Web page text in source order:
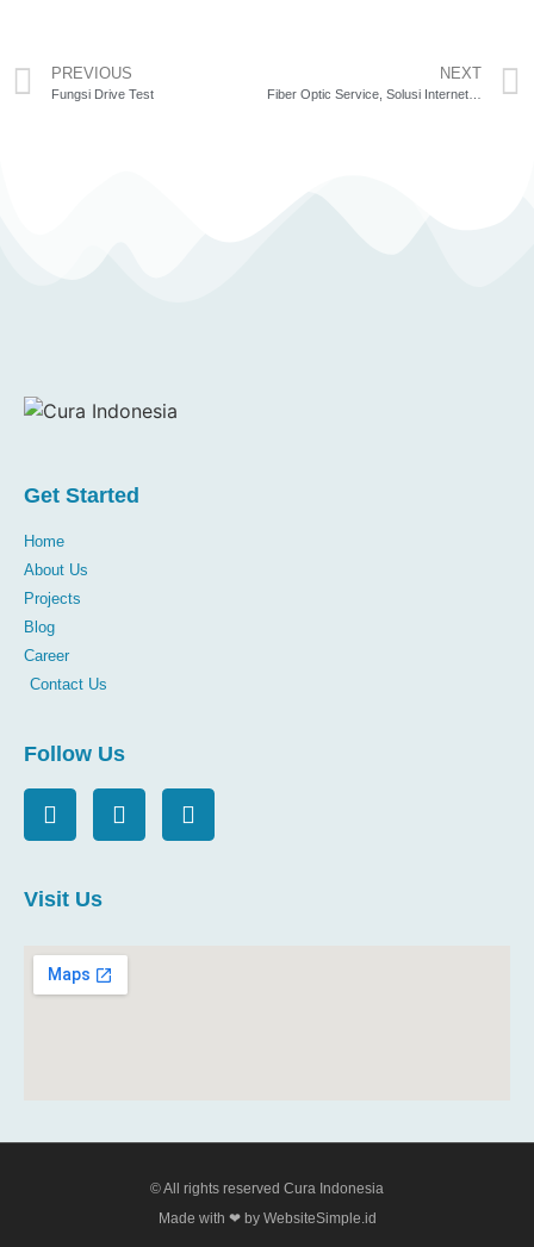
PREVIOUS
Fungsi Drive Test
NEXT
Fiber Optic Service, Solusi Internet Berkecepatan Tinggi
Get Started
Home
About Us
Projects
Blog
Career
Contact Us
Follow Us
Visit Us
© All rights reserved Cura Indonesia
Made with ❤ by WebsiteSimple.id